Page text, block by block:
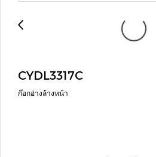
CYDL3317C
ก๊อกอ่างล้างหน้า